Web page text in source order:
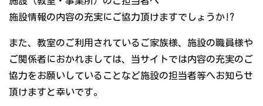
施設情報の内容の充実にご協力頂けますでしょうか!?
また、教室のご利用されているご家族様、施設の職員様や
ご関係者におかれましては、当サイトでは内容の充実のご
協力をお願いしていることなど施設の担当者等へお知らせ
頂けますと幸いです。